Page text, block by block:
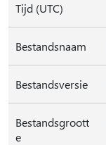
Tijd (UTC)
Bestandsnaam
Bestandsversie
Bestandsgroott
e